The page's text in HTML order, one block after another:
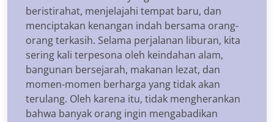
beristirahat, menjelajahi tempat baru, dan
menciptakan kenangan indah bersama orang-
orang terkasih. Selama perjalanan liburan, kita
sering kali terpesona oleh keindahan alam,
bangunan bersejarah, makanan lezat, dan
momen-momen berharga yang tidak akan
terulang. Oleh karena itu, tidak mengherankan
bahwa banyak orang ingin mengabadikan